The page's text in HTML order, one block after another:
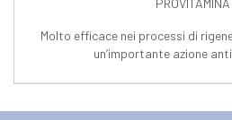
Molto efficace nei processi di
un’importante azione